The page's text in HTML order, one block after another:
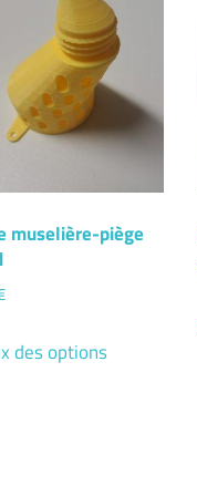
muselière-piège
des optionsproduit